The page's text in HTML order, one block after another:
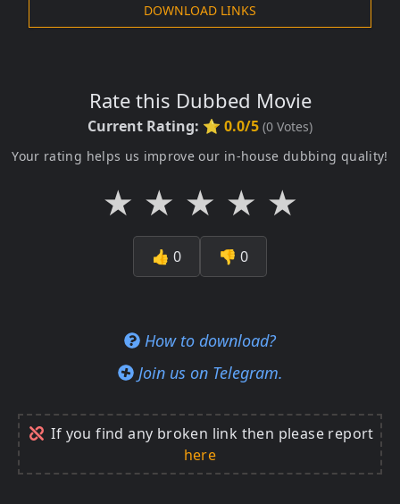
DOWNLOAD LINKS
Rate this Dubbed Movie
Current Rating: ⭐ 0.0/5 (0 Votes)
Your rating helps us improve our in-house dubbing quality!
★ ★ ★ ★ ★
👍 0 👎 0
How to download?
Join us on Telegram.
If you find any broken link then please report
here